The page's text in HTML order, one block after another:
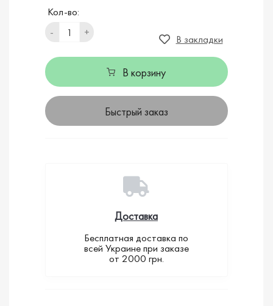
Кол-во:
-
+
В закладки
В корзину
Быстрый заказ
Доставка
Бесплатная доставка по
всей Украине при заказе
от 2000 грн.